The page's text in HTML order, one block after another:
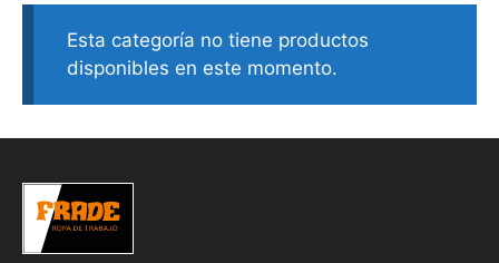
Esta categoría no tiene productos
disponibles en este momento.